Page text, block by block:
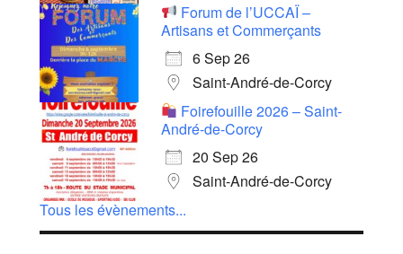
Forum de l’UCCAÏ –
Artisans et Commerçants
6 Sep 26
Saint-André-de-Corcy
Foirefouille 2026 – Saint-
André-de-Corcy
20 Sep 26
Saint-André-de-Corcy
Tous les évènements...